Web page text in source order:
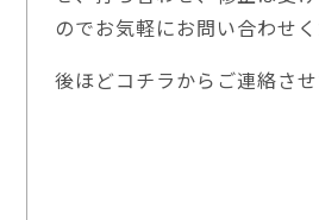
のでお気軽にお問い合わせく
後ほどコチラからご連絡させ